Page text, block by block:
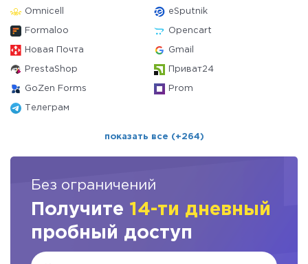
Omnicell eSputnik
Formaloo Opencart
Новая Почта Gmail
PrestaShop Приват24
GoZen Forms Prom
Телеграм
показать все (+264)
Без ограничений
Получите 14-ти дневный
пробный доступ